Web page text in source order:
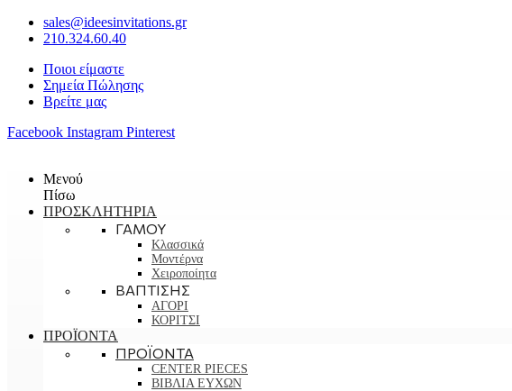
sales@ideesinvitations.gr
210.324.60.40
Ποιοι είμαστε
Σημεία Πώλησης
Βρείτε μας
Facebook Instagram Pinterest
Μενού
Πίσω
ΠΡΟΣΚΛΗΤΗΡΙΑ
ΓΑΜΟΥ
Κλασσικά
Μοντέρνα
Χειροποίητα
ΒΑΠΤΙΣΗΣ
ΑΓΟΡΙ
ΚΟΡΙΤΣΙ
ΠΡΟΪΟΝΤΑ
ΠΡΟΪΟΝΤΑ
CENTER PIECES
ΒΙΒΛΙΑ ΕΥΧΩΝ